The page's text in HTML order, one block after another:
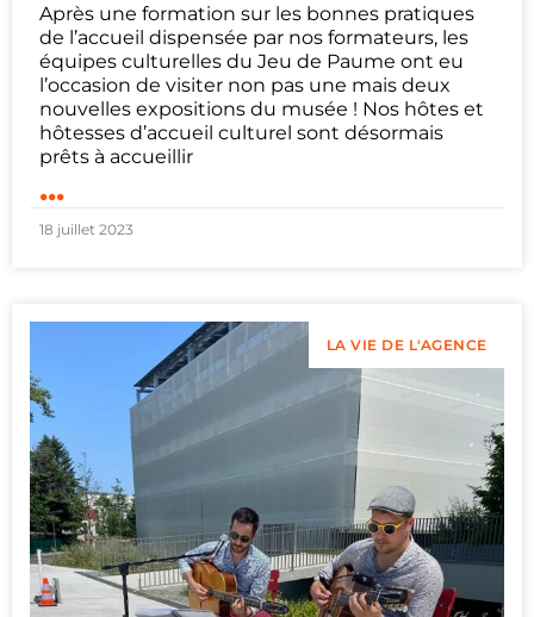
Après une formation sur les bonnes pratiques
de l’accueil dispensée par nos formateurs, les
équipes culturelles du Jeu de Paume ont eu
l’occasion de visiter non pas une mais deux
nouvelles expositions du musée ! Nos hôtes et
hôtesses d’accueil culturel sont désormais
prêts à accueillir
...
18 juillet 2023
LA VIE DE L'AGENCE